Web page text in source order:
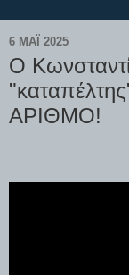
6 ΜΑΪ́ 2025
Ο
ΑΡΙΘΜΟ!